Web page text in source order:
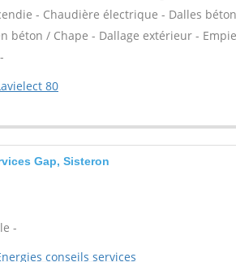
- Chaudière électrique - Dalles
béton / Chape - Dallage extérieur -
80
Gap, Sisteron
-
conseils services